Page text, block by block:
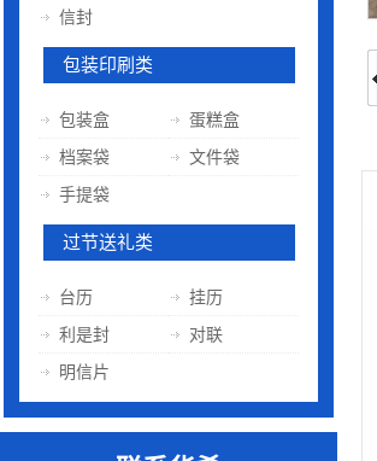
信封
包装印刷类
包装盒
蛋糕盒
档案袋
文件袋
手提袋
过节送礼类
台历
挂历
利是封
对联
明信片